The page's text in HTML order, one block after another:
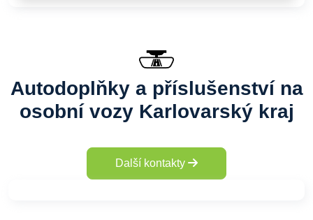
Autodoplňky a příslušenství na
osobní vozy Karlovarský kraj
Další kontakty